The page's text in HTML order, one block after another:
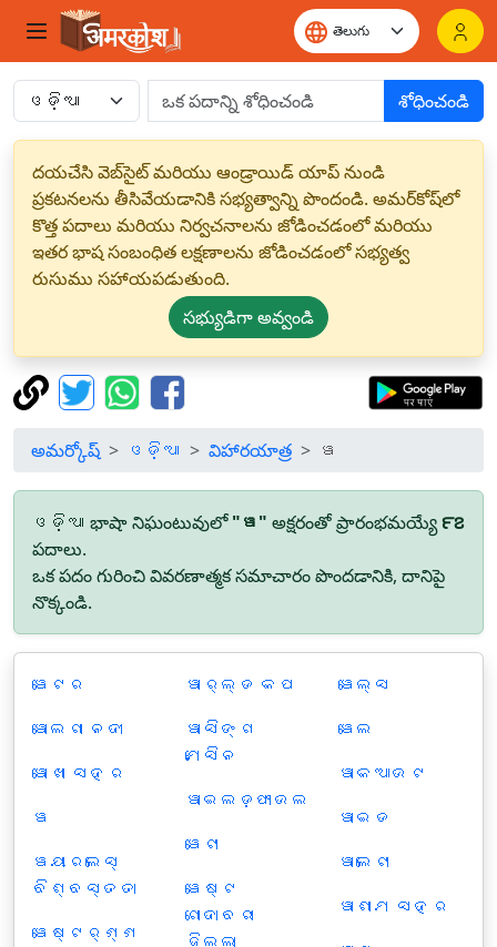
శోధించండి
దయచేసి వెబ్‌సైట్ మరియు ఆండ్రాయిడ్ యాప్ నుండి
ప్రకటనలను తీసివేయడానికి సభ్యత్వాన్ని పొందండి. అమర్‌కోష్‌లో
కొత్త పదాలు మరియు నిర్వచనాలను జోడించడంలో మరియు
ఇతర భాష సంబంధిత లక్షణాలను జోడించడంలో సభ్యత్వ
రుసుము సహాయపడుతుంది.
సభ్యుడిగా అవ్వండి
అమర్కోష్ ଓଡ଼ିଆ విహారయాత్ర ୱ
ଓଡ଼ିଆ భాషా నిఘంటువులో"ୱ" అక్షరంతో ప్రారంభమయ్యే౯౭
పదాలు.
ఒక పదం గురించి వివరణాత్మక సమాచారం పొందడానికి, దానిపై
నొక్కండి.
ୱେଟର
ୱୋଲଗା ନଦୀ
ୱୋଖା ସହର
ୱ
ୱୟାରଲେସ୍
ବିଶ୍ବସ୍ତତା
ୱେଷ୍ଟର୍ଣ୍ଣ
ୱାର୍ଲ୍ଡ କପ
ୱାସିଙ୍ଗ
ମେସିନ
ୱାଇଲଡ଼ଫାଉଲ
ୱେଟା
ୱେଷ୍ଟ
ଗୋଦାବରୀ
ଜିଲ୍ଲା
ୱେଲ୍ସ
ୱେଲ
ୱାକଆଉଟ
ୱାଇଡ
ୱାଲେଟା
ୱାଶୀମ ସହର